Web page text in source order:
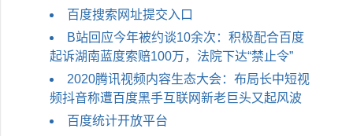
百度搜索网址提交入口
B站回应今​年被约谈10余次：积极配合百度
起诉湖南蓝度索赔100万，法院下达“禁止令”
2020腾讯视频内容生态大会：布局长中短视
频抖音称遭百度黑手互联网新老巨头又起风波
百度统计开放平台